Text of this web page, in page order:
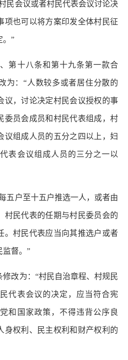
会议或者村民代表会议讨论决
项也可以将方案印发全体村民征
。”
十八条和第十九条第一款合
为：“人数较多或者居住分散的
议，讨论决定村民会议授权的事
委员会成员和村民代表组成，村
议组成人员的五分之四以上，妇
表会议组成人员的三分之一以
户至十五户推选一人，或者由
村民代表的任期与村民委员会的
。村民代表应当向其推选户或者
监督。”
改为：“村民自治章程、村规民
代表会议的决定，应当符合宪
和国家政策，不得违背公序良
身权利、民主权利和财产权利的